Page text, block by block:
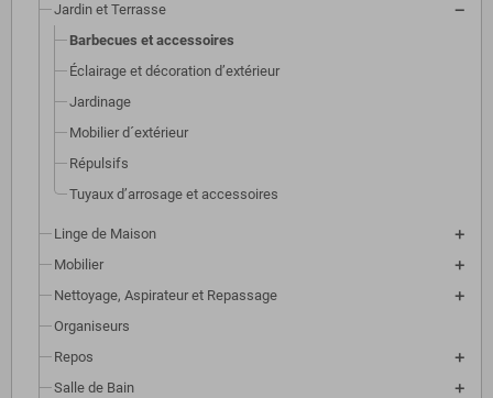
Jardin et Terrasse
Barbecues et accessoires
Éclairage et décoration d’extérieur
Jardinage
Mobilier d´extérieur
Répulsifs
Tuyaux d’arrosage et accessoires
Linge de Maison
Mobilier
Nettoyage, Aspirateur et Repassage
Organiseurs
Repos
Salle de Bain